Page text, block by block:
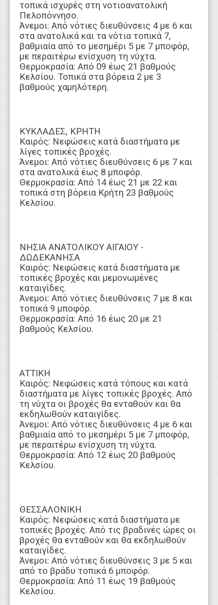
τοπικά ισχυρές στη νοτιοανατολική
Πελοπόννησο.
Άνεμοι: Από νότιες διευθύνσεις 4 με 6 και
στα ανατολικά και τα νότια τοπικά 7,
βαθμιαία από το μεσημέρι 5 με 7 μποφόρ,
με περαιτέρω ενίσχυση τη νύχτα.
Θερμοκρασία: Από 09 έως 21 βαθμούς
Κελσίου. Τοπικά στα βόρεια 2 με 3
βαθμούς χαμηλότερη.
ΚΥΚΛΑΔΕΣ, ΚΡΗΤΗ
Καιρός: Νεφώσεις κατά διαστήματα με
λίγες τοπικές βροχές.
Άνεμοι: Από νότιες διευθύνσεις 6 με 7 και
στα ανατολικά έως 8 μποφόρ.
Θερμοκρασία: Από 14 έως 21 με 22 και
τοπικά στη βόρεια Κρήτη 23 βαθμούς
Κελσίου.
ΝΗΣΙΑ ΑΝΑΤΟΛΙΚΟΥ ΑΙΓΑΙΟΥ -
ΔΩΔΕΚΑΝΗΣΑ
Καιρός: Νεφώσεις κατά διαστήματα με
τοπικές βροχές και μεμονωμένες
καταιγίδες.
Άνεμοι: Από νότιες διευθύνσεις 7 με 8 και
τοπικά 9 μποφόρ.
Θερμοκρασία: Από 16 έως 20 με 21
βαθμούς Κελσίου.
ΑΤΤΙΚΗ
Καιρός: Νεφώσεις κατά τόπους και κατά
διαστήματα με λίγες τοπικές βροχές. Από
τη νύχτα οι βροχές θα ενταθούν και θα
εκδηλωθούν καταιγίδες.
Άνεμοι: Από νότιες διευθύνσεις 4 με 6 και
βαθμιαία από το μεσημέρι 5 με 7 μποφόρ,
με περαιτέρω ενίσχυση τη νύχτα.
Θερμοκρασία: Από 12 έως 20 βαθμούς
Κελσίου.
ΘΕΣΣΑΛΟΝΙΚΗ
Καιρός: Νεφώσεις κατά διαστήματα με
τοπικές βροχές. Από τις βραδινές ώρες οι
βροχές θα ενταθούν και θα εκδηλωθούν
καταιγίδες.
Άνεμοι: Από νότιες διευθύνσεις 3 με 5 και
από το βράδυ τοπικά 6 μποφόρ.
Θερμοκρασία: Από 11 έως 19 βαθμούς
Κελσίου.